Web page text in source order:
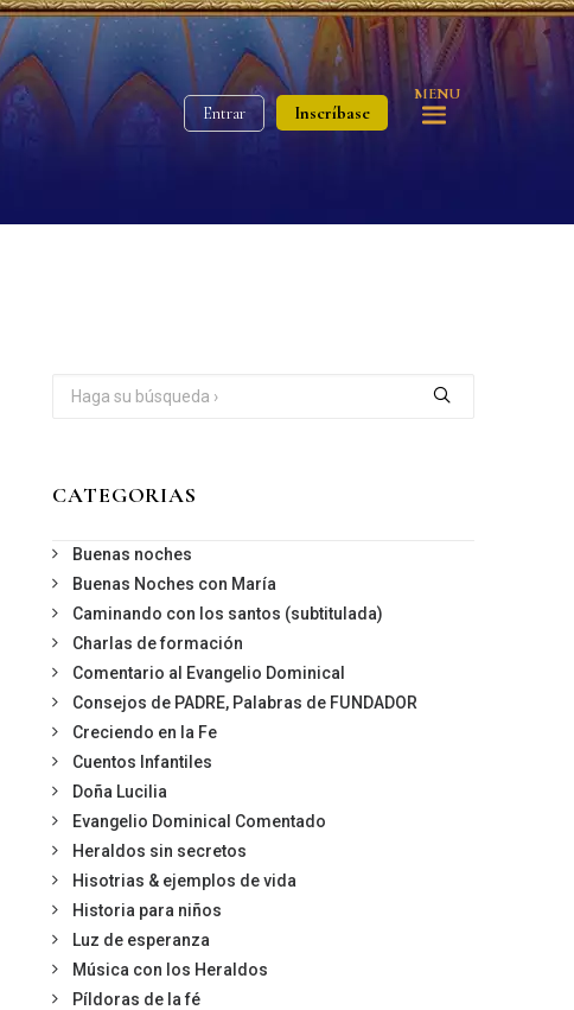
Entrar Inscríbase
MENU
CATEGORIAS
Buenas noches
Buenas Noches con María
Caminando con los santos (subtitulada)
Charlas de formación
Comentario al Evangelio Dominical
Consejos de PADRE, Palabras de FUNDADOR
Creciendo en la Fe
Cuentos Infantiles
Doña Lucilia
Evangelio Dominical Comentado
Heraldos sin secretos
Hisotrias & ejemplos de vida
Historia para niños
Luz de esperanza
Música con los Heraldos
Píldoras de la fé